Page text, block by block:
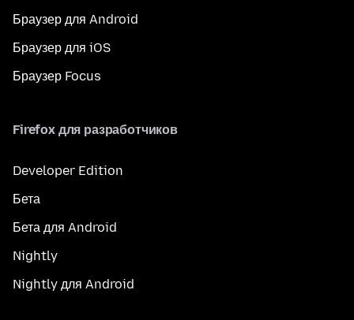
Браузер для Android
Браузер для iOS
Браузер Focus
Firefox для разработчиков
Developer Edition
Бета
Бета для Android
Nightly
Nightly для Android